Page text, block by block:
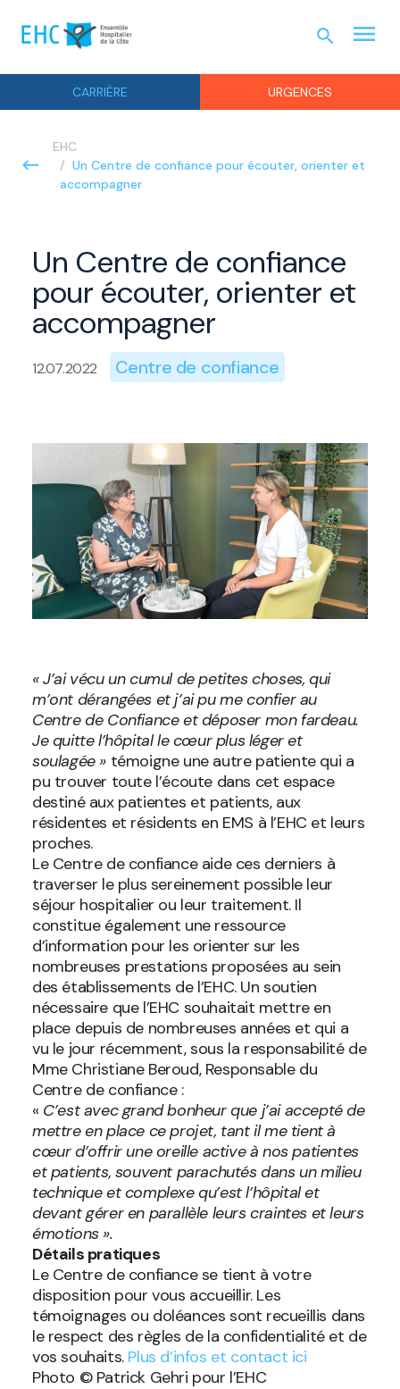
CARRIÈRE URGENCES
search menu
EHC
Un Centre de confiance pour écouter, orienter et
accompagner
Un Centre de confiance
pour écouter, orienter et
accompagner
12.07.2022 Centre de confiance
« J’ai vécu un cumul de petites choses, qui
m’ont dérangées et j’ai pu me confier au
Centre de Confiance et déposer mon fardeau.
Je quitte l’hôpital le cœur plus léger et
soulagée » témoigne une autre patiente qui a
pu trouver toute l’écoute dans cet espace
destiné aux patientes et patients, aux
résidentes et résidents en EMS à l’EHC et leurs
proches.
Le Centre de confiance aide ces derniers à
traverser le plus sereinement possible leur
séjour hospitalier ou leur traitement. Il
constitue également une ressource
d’information pour les orienter sur les
nombreuses prestations proposées au sein
des établissements de l’EHC. Un soutien
nécessaire que l’EHC souhaitait mettre en
place depuis de nombreuses années et qui a
vu le jour récemment, sous la responsabilité de
Mme Christiane Beroud, Responsable du
Centre de confiance :
« C’est avec grand bonheur que j’ai accepté de
mettre en place ce projet, tant il me tient à
cœur d’offrir une oreille active à nos patientes
et patients, souvent parachutés dans un milieu
technique et complexe qu’est l’hôpital et
devant gérer en parallèle leurs craintes et leurs
émotions ».
Détails pratiques
Le Centre de confiance se tient à votre
disposition pour vous accueillir. Les
témoignages ou doléances sont recueillis dans
le respect des règles de la confidentialité et de
vos souhaits. Plus d’infos et contact ici
Photo © Patrick Gehri pour l’EHC